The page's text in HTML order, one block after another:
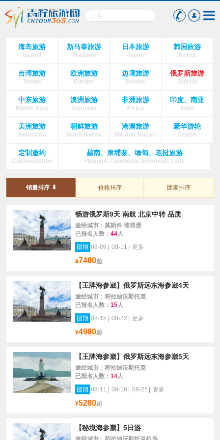
海岛旅游
IsLand
新马泰旅游
Thailand
日本旅游
Japan
韩国旅游
Korea
台湾旅游
Taiwan
欧洲旅游
Europe
边境旅游
Border
俄罗斯旅游
Russia
中东旅游
Middle East
澳洲旅游
Australia
非洲旅游
Africa
印度、南亚
India
美洲旅游
American
朝鲜旅游
North Korea
港澳旅游
HK and Macao
豪华游轮
Cruise
定制邀约
Customization
越南、柬埔寨、缅甸、老挝旅游
Vietnam, Cambodia, myanmar, Laos
销量排序 价格排序 团期排序
畅游俄罗斯9天 南航 北京中转 品质
途经城市：莫斯科 彼得堡
已报名人数： 44人
团期 08-09 08-11 更多
¥7400起
【王牌海参崴】俄罗斯远东海参崴4天
途经城市：符拉迪沃斯托克
已报名人数： 15人
团期 08-15 08-22 更多
¥4980起
【王牌海参崴】俄罗斯远东海参崴5天
途经城市：符拉迪沃斯托克
已报名人数： 14人
团期 08-11 08-18 08-25 更多
¥5280起
【秘境海参崴】5日游